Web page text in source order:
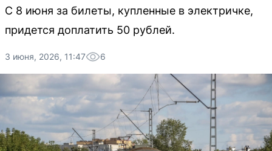
С 8 июня за билеты, купленные в электричке,
придется доплатить 50 рублей.
3 июня, 2026, 11:47 6